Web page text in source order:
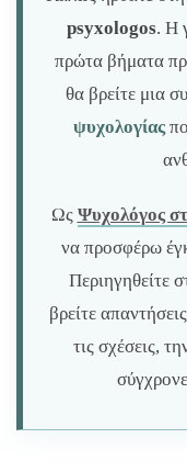
psyxologos. Η
πρώτα βήματα
θα βρείτε μια
ψυχολογίας
Ως Ψυχολόγος
να προσφέρω
Περιηγηθείτε
βρείτε
τις σχέσεις,